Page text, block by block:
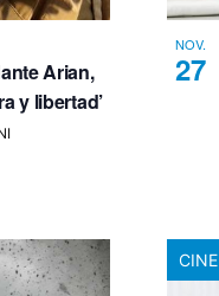
Arian,
y libertad’
NOV.
27
CINE